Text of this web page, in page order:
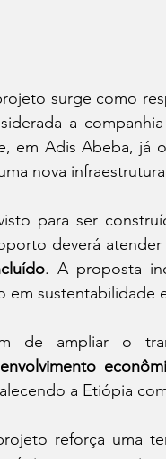
surge como
a
em Adis Abeba, já
nova
para ser
deverá atender
. A proposta
em sustentabilidade
de ampliar o
a Etiópia
reforça uma